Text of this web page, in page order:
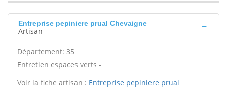
Entreprise pepiniere prual Chevaigne
Artisan
Département: 35
Entretien espaces verts -
Voir la fiche artisan : Entreprise pepiniere prual